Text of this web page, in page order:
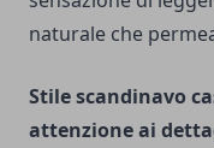
naturale che
Stile scandinavo
attenzione ai